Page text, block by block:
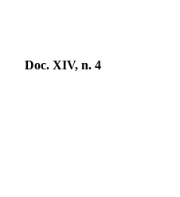
Doc. XIV, n. 4